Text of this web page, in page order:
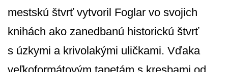
mestskú štvrť vytvoril Foglar vo svojich
knihách ako zanedbanú historickú štvrť
s úzkymi a krivolakými uličkami. Vďaka